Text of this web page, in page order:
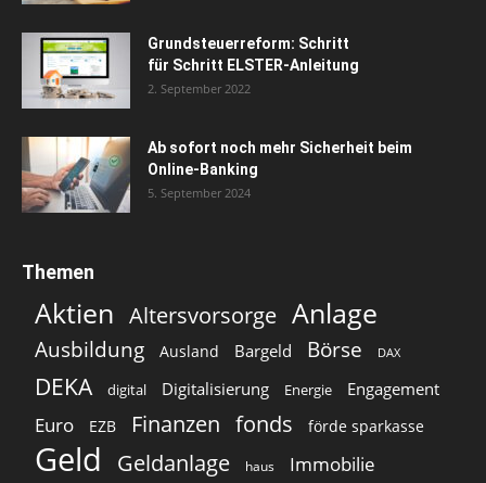
Grundsteuerreform: Schritt
für Schritt ELSTER-Anleitung
2. September 2022
Ab sofort noch mehr Sicherheit beim
Online-Banking
5. September 2024
Themen
Aktien Altersvorsorge Anlage
Ausbildung Ausland Bargeld Börse DAX
DEKA digital Digitalisierung Energie Engagement
Euro EZB Finanzen fonds förde sparkasse
Geld Geldanlage haus Immobilie